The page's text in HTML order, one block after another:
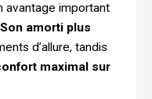
avantage important
Son amorti plus
d’allure, tandis
maximal sur